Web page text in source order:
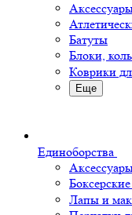
Батуты
Блоки,
Коврики
Еще
Единоборства
Лапы и